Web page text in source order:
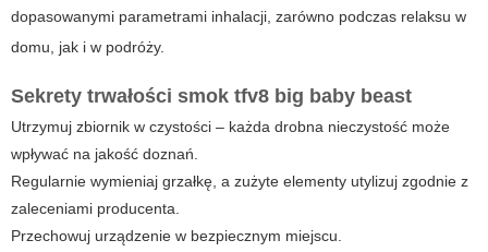
dopasowanymi parametrami inhalacji, zarówno podczas relaksu w
domu, jak i w podróży.
Sekrety trwałości smok tfv8 big baby beast
Utrzymuj zbiornik w czystości – każda drobna nieczystość może
wpływać na jakość doznań.
Regularnie wymieniaj grzałkę, a zużyte elementy utylizuj zgodnie z
zaleceniami producenta.
Przechowuj urządzenie w bezpiecznym miejscu.